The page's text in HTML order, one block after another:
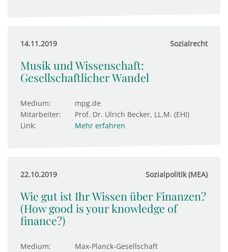
14.11.2019 Sozialrecht
Musik und Wissenschaft:
Gesellschaftlicher Wandel
Medium:
mpg.de
Mitarbeiter:
Prof. Dr. Ulrich Becker, LL.M. (EHI)
Link:
Mehr erfahren
22.10.2019 Sozialpolitik (MEA)
Wie gut ist Ihr Wissen über Finanzen?
(How good is your knowledge of
finance?)
Medium:
Max-Planck-Gesellschaft